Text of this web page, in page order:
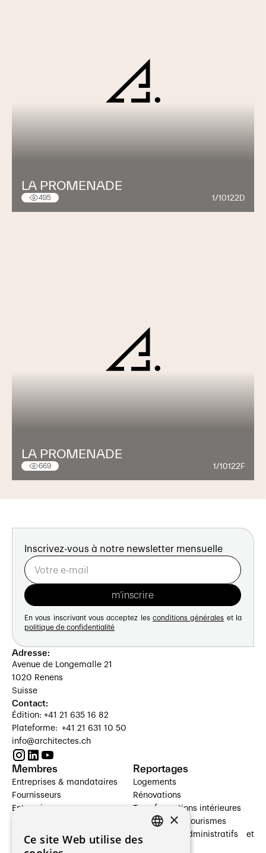
LA PROMENADE
495 1/10122D
LA PROMENADE
669 1/10122F
Inscrivez-vous à notre newsletter mensuelle
En vous inscrivant vous acceptez les conditions générales et la
politique de confidentialité
Adresse:
Avenue de Longemalle 21
1020 Renens
Suisse
Contact:
Édition: +41 21 635 16 82
Plateforme: +41 21 631 10 50
info@architectes.ch
Membres
Entreprises & mandataires
Fournisseurs
Entreprises
Architectes paysagistes
Architectes d'intérieur
Reportages
Logements
Rénovations
Transformations intérieures
Hôtelleries et tourismes
Bâtiments administratifs et
×
Ce site Web utilise des